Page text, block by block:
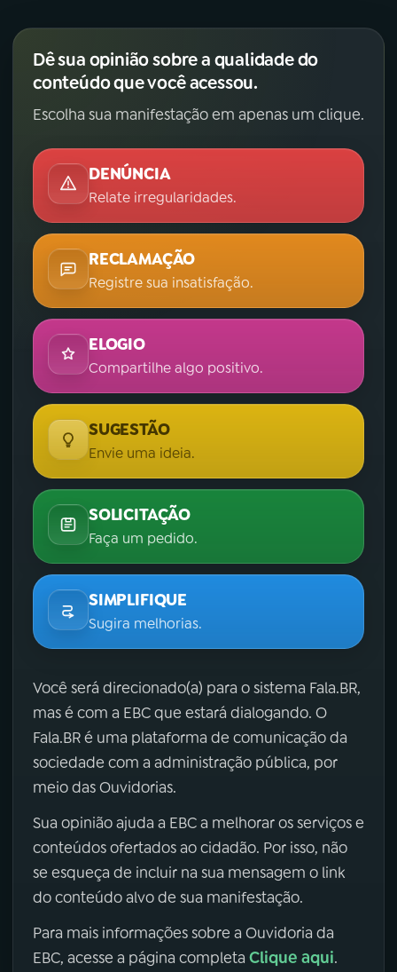
Dê sua opinião sobre a qualidade do
conteúdo que você acessou.
Escolha sua manifestação em apenas um clique.
DENÚNCIA
Relate irregularidades.
RECLAMAÇÃO
Registre sua insatisfação.
ELOGIO
Compartilhe algo positivo.
SUGESTÃO
Envie uma ideia.
SOLICITAÇÃO
Faça um pedido.
SIMPLIFIQUE
Sugira melhorias.
Você será direcionado(a) para o sistema Fala.BR,
mas é com a EBC que estará dialogando. O
Fala.BR é uma plataforma de comunicação da
sociedade com a administração pública, por
meio das Ouvidorias.
Sua opinião ajuda a EBC a melhorar os serviços e
conteúdos ofertados ao cidadão. Por isso, não
se esqueça de incluir na sua mensagem o link
do conteúdo alvo de sua manifestação.
Para mais informações sobre a Ouvidoria da
EBC, acesse a página completa Clique aqui.